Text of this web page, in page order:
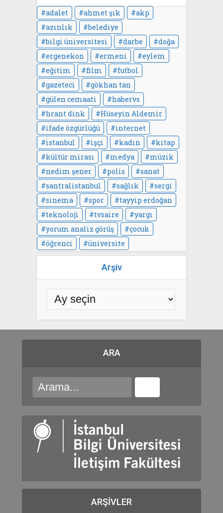
adalet ahmet şık
akp
azınlık
belediye
bilgi üniversitesi
darbe
doğa
ergenekon
ermeni
eylem
eğitim
film
futbol
gazeteci
gökhan tan
gülen cemaati
habervs
hrant dink
Hüseyin Aldemir
ifade özgürlüğü
internet
istanbul
işçi kadın
kitap
kültür mirası
medya
müzik
nedim şener
polis
sanat
santralistanbul
sağlık
sergi
sinema
spor
tayyip erdoğan
teknoloji
tvsaire
yargı
yorum analiz görüş
çocuk
öğrenci
üniversite
Arşiv
ARA
ARŞIVLER